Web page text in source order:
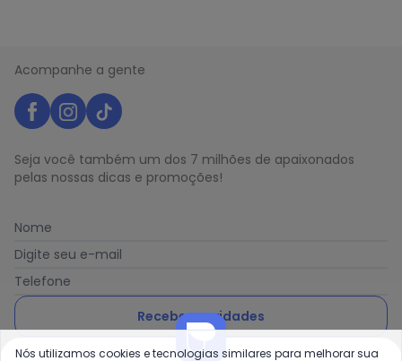
Acompanhe a gente
Seja você também um dos 7 milhões de apaixonados
pelas nossas dicas e promoções!
Nome
Digite seu e-mail
Telefone
Receber novidades
Nós utilizamos cookies e tecnologias similares para melhorar sua